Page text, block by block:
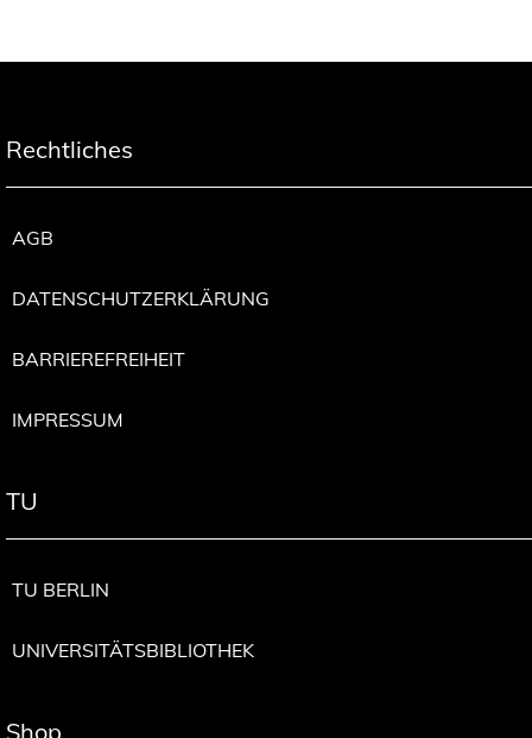
Rechtliches
AGB
DATENSCHUTZERKLÄRUNG
BARRIEREFREIHEIT
IMPRESSUM
TU
TU BERLIN
UNIVERSITÄTSBIBLIOTHEK
Shop